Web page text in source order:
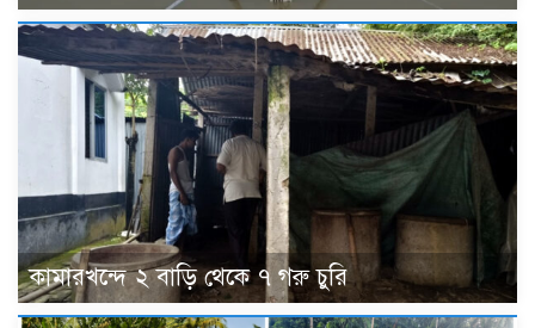
কামারখন্দে ২ বাড়ি থেকে ৭ গরু চুরি